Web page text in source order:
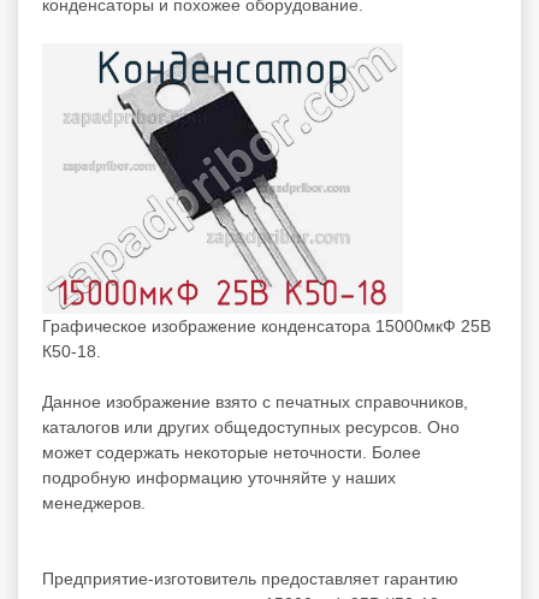
конденсаторы и похожее оборудование.
Графическое изображение конденсатора 15000мкФ 25В
К50-18.
Данное изображение взято с печатных справочников,
каталогов или других общедоступных ресурсов. Оно
может содержать некоторые неточности. Более
подробную информацию уточняйте у наших
менеджеров.
Предприятие-изготовитель предоставляет гарантию